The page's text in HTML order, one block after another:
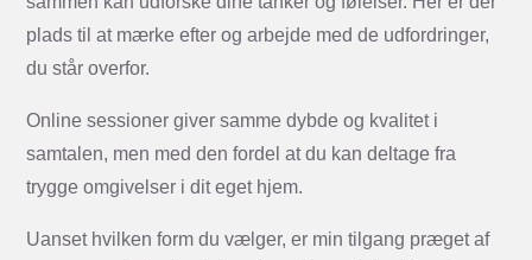
plads til at mærke efter og arbejde med de udfordringer,
du står overfor.
Online sessioner giver samme dybde og kvalitet i
samtalen, men med den fordel at du kan deltage fra
trygge omgivelser i dit eget hjem.
Uanset hvilken form du vælger, er min tilgang præget af